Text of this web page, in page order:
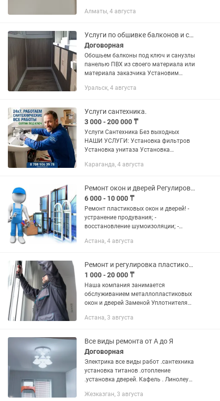
штукатурка 7) мелко срочный
9)монтаж...
Алматы, 4 августа
Услуги по обшивке балконов и санузлов под ключ
Договорная
Обошьем балконы под ключ и санузлы
панелью ПВХ из своего материала или
материала заказчика Установим
окна от 15.000 тенге Ремонт окон от
Уральск, 4 августа
Услуги сантехника.
3 000 - 200 000 ₸
Услуги Сантехника Без выходных
НАШИ УСЛУГИ: Установка фильтров
Установка унитаза Установка
Соединение трубы канализационной со
Караганда, 4 августа
Ремонт окон и дверей Регулировка Замена уплотнителя
6 000 - 10 000 ₸
Ремонт пластиковых окон и дверей! -
устранение продувания; -
восстановление шумоизоляции; -
механизмов, поменяем простой на
пропеним и...
Астана, 4 августа
Ремонт и регулировка пластиковых окон
1 000 - 20 000 ₸
Наша компания занимается
обслуживанием металлопластиковых
окон и дверей Заменой Уплотнителя
Стеклопакет Подоконников Имеется
окон...
Астана, 3 августа
Все виды ремонта от А до Я
Договорная
Электрика все виды работ .сантехника
установка титанов .отопление
.установка дверей. Кафель . Линолеум
2800 за .КВ . Панели пвх и МДФ. И
Жезказган, 3 августа